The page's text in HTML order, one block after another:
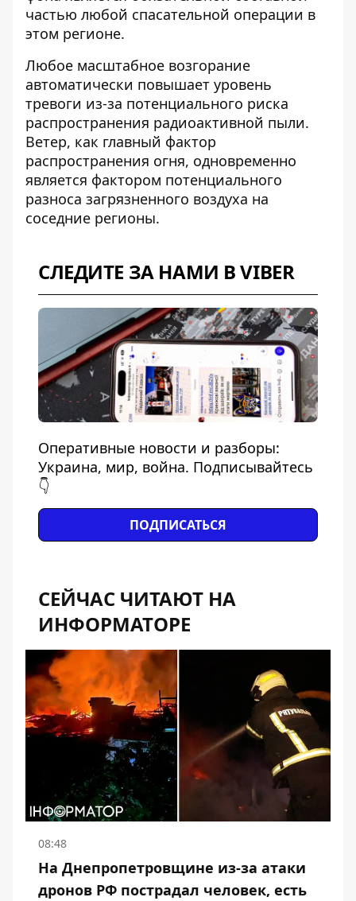
частью любой спасательной операции в
этом регионе.
Любое масштабное возгорание
автоматически повышает уровень
тревоги из-за потенциального риска
распространения радиоактивной пыли.
Ветер, как главный фактор
распространения огня, одновременно
является фактором потенциального
разноса загрязненного воздуха на
соседние регионы.
СЛЕДИТЕ ЗА НАМИ В VIBER
Оперативные новости и разборы:
Украина, мир, война. Подписывайтесь
👇
ПОДПИСАТЬСЯ
СЕЙЧАС ЧИТАЮТ НА
ИНФОРМАТОРЕ
08:48
На Днепропетровщине из-за атаки
дронов РФ пострадал человек, есть